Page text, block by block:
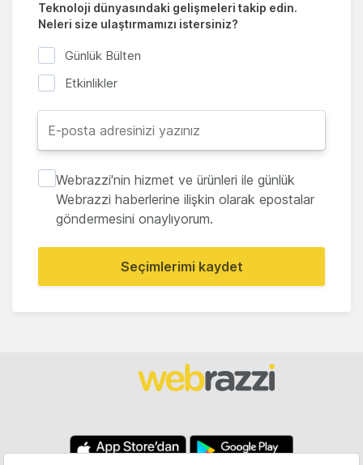
Teknoloji dünyasındaki gelişmeleri takip edin.
Neleri size ulaştırmamızı istersiniz?
Günlük Bülten
Etkinlikler
Webrazzi'nin hizmet ve ürünleri ile günlük
Webrazzi haberlerine ilişkin olarak epostalar
göndermesini onaylıyorum.
Seçimlerimi kaydet